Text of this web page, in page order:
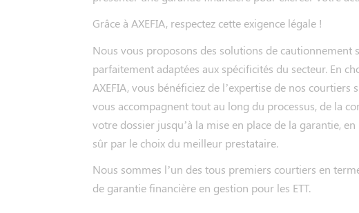
Grâce à AXEFIA, respectez cette exigence légale !
Nous vous proposons des solutions de cautionnement
parfaitement adaptées aux spécificités du secteur. En
AXEFIA, vous bénéficiez de l’expertise de nos courtiers
vous accompagnent tout au long du processus, de la
votre dossier jusqu’à la mise en place de la garantie, en
sûr par le choix du meilleur prestataire.
Nous sommes l’un des tous premiers courtiers en
de garantie financière en gestion pour les ETT.